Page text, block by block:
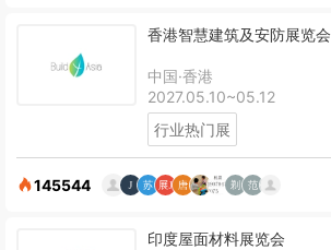
香港智慧建筑及安防展览会
中国·香港
2027.05.10~05.12
行业热门展
145544
印度屋面材料展览会